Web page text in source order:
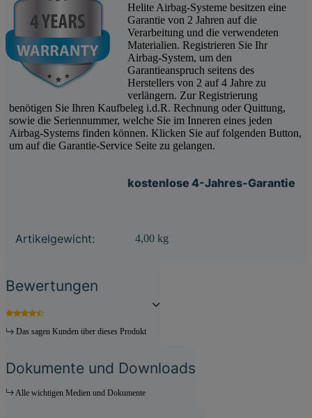
Helite Airbag-Systeme besitzen eine
Garantie von 2 Jahren auf die
Verarbeitung und die verwendeten
Materialien. Registrieren Sie Ihr
Airbag-System, um den
Garantieanspruch seitens des
Herstellers von 2 auf 4 Jahre zu
verlängern. Zur Registrierung
benötigen Sie Ihren Kaufbeleg i.d.R. Rechnung oder Quittung,
sowie die Seriennummer, welche Sie im Inneren eines jeden
Airbag-Systems finden können. Klicken Sie auf folgenden Button,
um auf die Garantie-Service Seite zu gelangen.
kostenlose 4-Jahres-Garantie
Produkteigenschaft
Wert
Artikelgewicht: 4,00 kg
Bewertungen
Das sagen Kunden über dieses Produkt
Dokumente und Downloads
Alle wichtigen Medien und Dokumente